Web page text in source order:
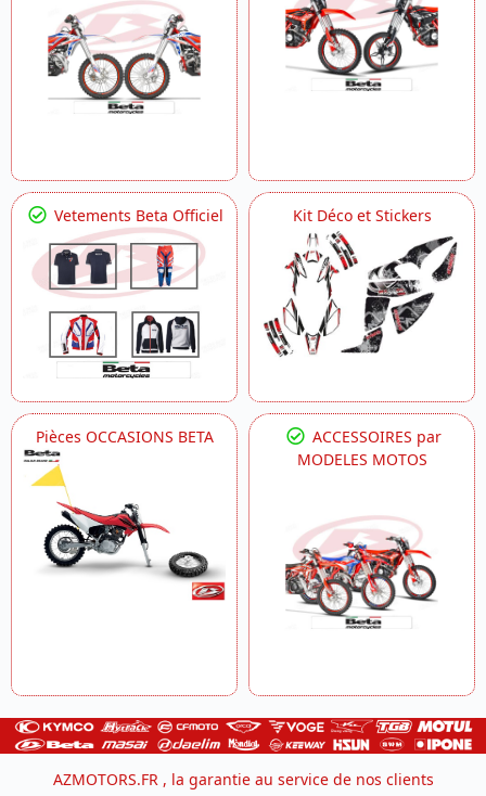
Vetements Beta Officiel Kit Déco et Stickers
Pièces OCCASIONS BETA
ACCESSOIRES par
MODELES MOTOS
AZMOTORS.FR , la garantie au service de nos clients